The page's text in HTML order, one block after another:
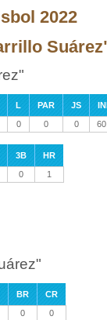
2022
L PAR JS
0 0 0
3B
HR
0 1
BR
CR
0 0